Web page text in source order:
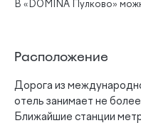
В «DOMINA Пулково»
Расположение
Дорога из
отель занимает не
Ближайшие станции